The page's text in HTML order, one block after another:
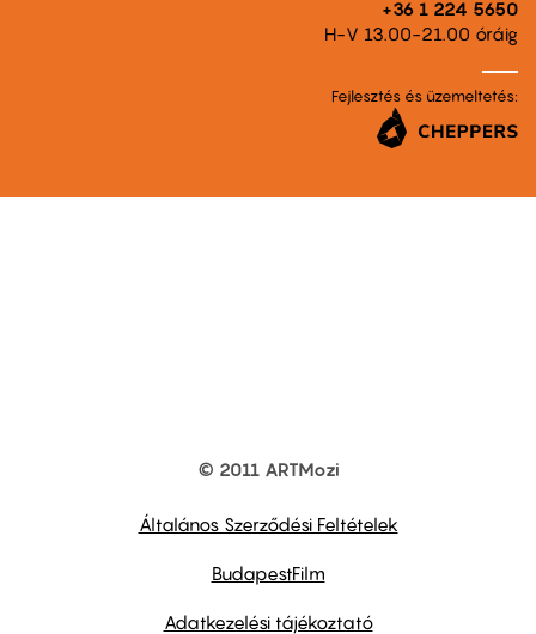
+36 1 224 5650
H-V 13.00-21.00 óráig
Fejlesztés és üzemeltetés:
© 2011 ARTMozi
Általános Szerződési Feltételek
BudapestFilm
Adatkezelési tájékoztató